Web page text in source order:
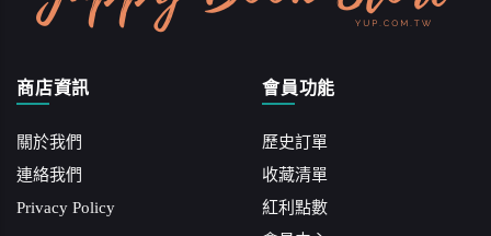
商店資訊
關於我們
連絡我們
Privacy Policy
會員功能
歷史訂單
收藏清單
紅利點數